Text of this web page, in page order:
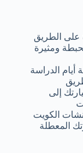
على الطريق
ومثيرة
الدراسة
إلى
الكويت
المعطلة